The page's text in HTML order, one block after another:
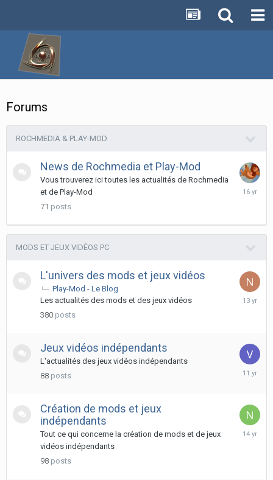
Forums
ROCHMEDIA & PLAY-MOD
News de Rochmedia et Play-Mod
Vous trouverez ici toutes les actualités de Rochmedia
et de Play-Mod
71 posts
April
MODS ET JEUX VIDÉOS PC
L'univers des mods et jeux vidéos
Play-Mod - Le Blog
Les actualités des mods et des jeux vidéos
380 posts
August
Jeux vidéos indépendants
L'actualités des jeux vidéos indépendants
88 posts
March
Création de mods et jeux
indépendants
Tout ce qui concerne la création de mods et de jeux
vidéos indépendants
98 posts
March